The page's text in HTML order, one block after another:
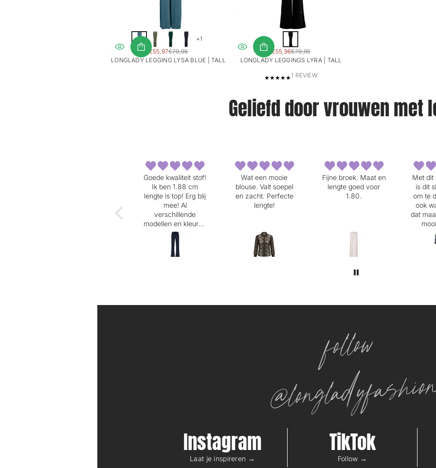
SALE
PRICE
€55,97REGULAR
PRICE
€79,95
LONGLADY LEGGING LYSA BLUE | TALL
+1
SALE
PRICE
€55,96REGULAR
PRICE
€79,95
LONGLADY LEGGINGS LYRA | TALL
1 REVIEW1
a
r
Geliefd door vrouwen met
Wat een mooie
blouse. Valt soepel
en zacht. Perfecte
lengte!
Fijne broek. Maat en
lengte goed voor
1.80.
Met dit warme weer
is dit shirt heel fijn
om te dragen. Hij is
Dit
lang,
niet
hals is
Heb
mooi
follow
Instagram
Laat je inspireren →
TikTok
Follow →